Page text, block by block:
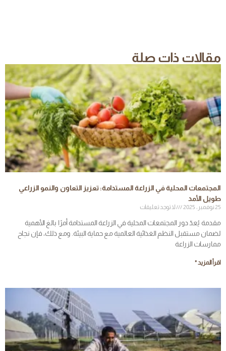
مقالات ذات صلة
المجتمعات المحلية في الزراعة المستدامة: تعزيز التعاون والنمو الزراعي
طويل الأمد
25 نوفمبر، 2025 لا توجد تعليقات
مقدمة يُعدّ دور المجتمعات المحلية في الزراعة المستدامة أمرًا بالغ الأهمية
لضمان مستقبل النظم الغذائية العالمية مع حماية البيئة. ومع ذلك، فإن نجاح
ممارسات الزراعة
اقرأ المزيد "